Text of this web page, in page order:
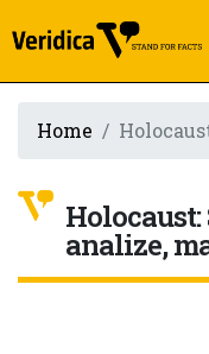
Home
analize,